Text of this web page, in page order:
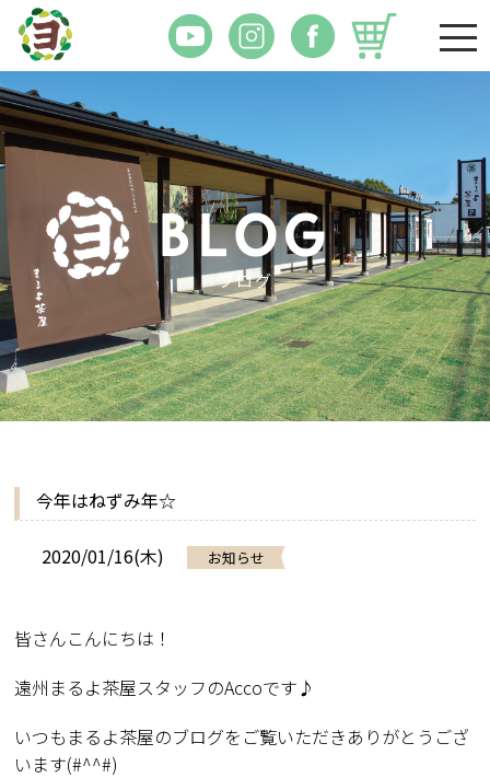
今年はねずみ年☆
2020/01/16(木) お知らせ
皆さんこんにちは！
遠州まるよ茶屋スタッフのAccoです♪
いつもまるよ茶屋のブログをご覧いただきありがとうござ
います(#^^#)